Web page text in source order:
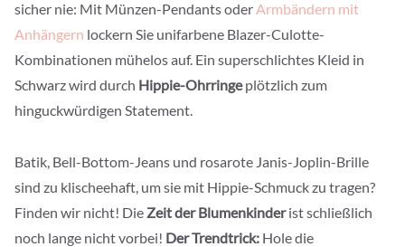
sicher nie: Mit Münzen-Pendants oderArmbändern mit
Anhängern lockern Sie unifarbene Blazer-Culotte-
Kombinationen mühelos auf. Ein superschlichtes Kleid in
Schwarz wird durch Hippie-Ohrringeplötzlich zum
hinguckwürdigen Statement.
Batik, Bell-Bottom-Jeans und rosarote Janis-Joplin-Brille
sind zu klischeehaft, um sie mit Hippie-Schmuck zu tragen?
Finden wir nicht! Die Zeit der Blumenkinderist schließlich
noch lange nicht vorbei! Der Trendtrick: Hole die